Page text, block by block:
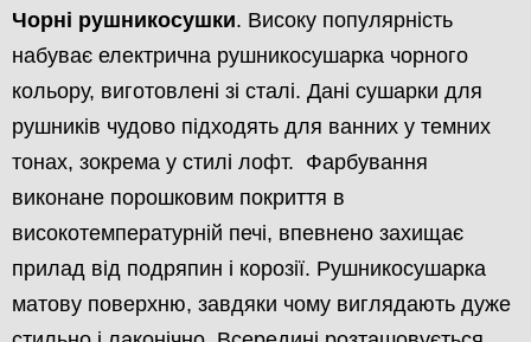
Чорні рушникосушки. Високу популярність
набуває електрична рушникосушарка чорного
кольору, виготовлені зі сталі. Дані сушарки для
рушників чудово підходять для ванних у темних
тонах, зокрема у стилі лофт. Фарбування
виконане порошковим покриття в
високотемпературній печі, впевнено захищає
прилад від подряпин і корозії. Рушникосушарка
матову поверхню, завдяки чому виглядають дуже